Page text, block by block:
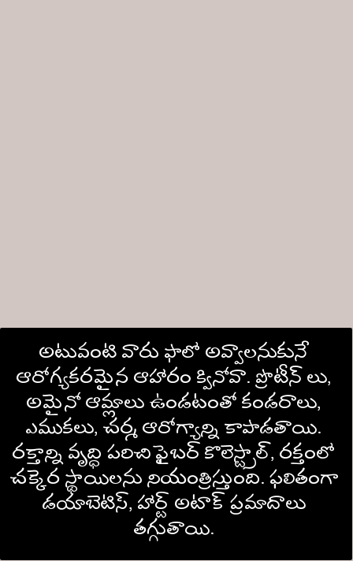
అటువంటి వారు ఫాలో అవ్వాలనుకునే
ఆరోగ్యకరమైన ఆహారం క్వినోవా. ప్రొటీన్ లు,
అమైనో ఆమ్లాలు ఉండటంతో కండరాలు,
ఎముకలు, చర్మ ఆరోగ్యాన్ని కాపాడతాయి.
రక్తాన్ని వృద్ధి పరిచి ఫైబర్ కొలెస్ట్రాల్, రక్తంలో
చక్కెర స్థాయిలను నియంత్రిస్తుంది. ఫలితంగా
డయాబెటిస్, హార్ట్ అటాక్ ప్రమాదాలు
తగ్గుతాయి.